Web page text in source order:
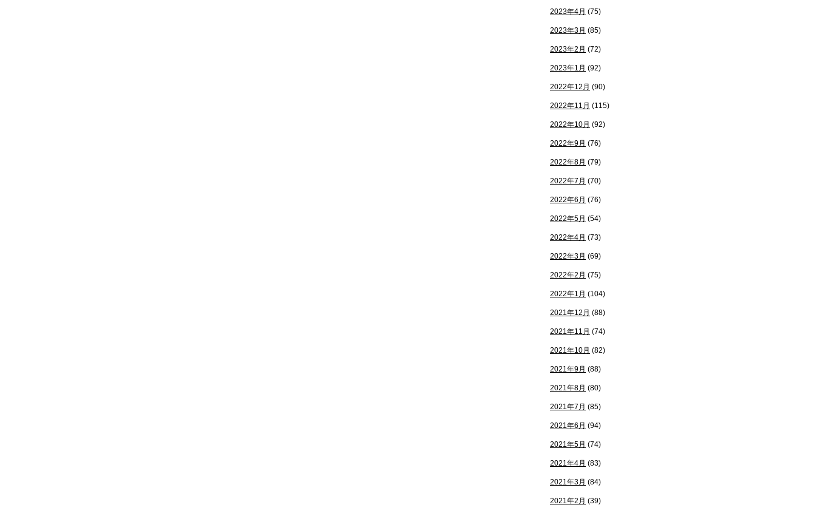
2023年4月 (75)
2023年3月 (85)
2023年2月 (72)
2023年1月 (92)
2022年12月 (90)
2022年11月 (115)
2022年10月 (92)
2022年9月 (76)
2022年8月 (79)
2022年7月 (70)
2022年6月 (76)
2022年5月 (54)
2022年4月 (73)
2022年3月 (69)
2022年2月 (75)
2022年1月 (104)
2021年12月 (88)
2021年11月 (74)
2021年10月 (82)
2021年9月 (88)
2021年8月 (80)
2021年7月 (85)
2021年6月 (94)
2021年5月 (74)
2021年4月 (83)
2021年3月 (84)
2021年2月 (39)